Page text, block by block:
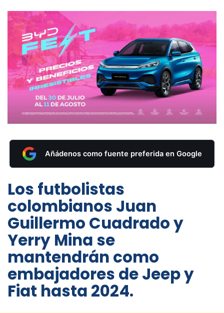
Añádenos como fuente preferida en Google
Los futbolistas
colombianos Juan
Guillermo Cuadrado y
Yerry Mina se
mantendrán como
embajadores de Jeep y
Fiat hasta 2024.